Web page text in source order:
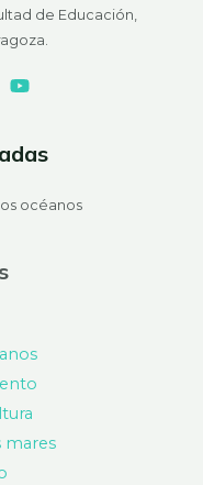
de Educación,
océanos
mares